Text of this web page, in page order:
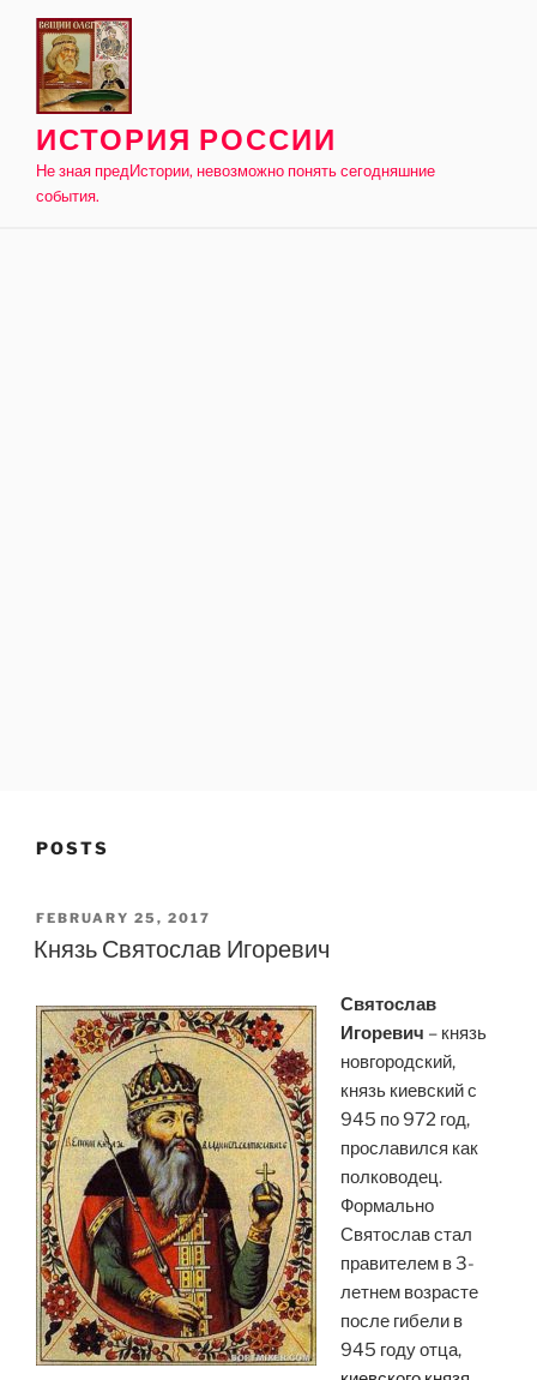
content
ИСТОРИЯ РОССИИ
Не зная предИстории, невозможно понять сегодняшние
события.
POSTS
POSTED
ON
FEBRUARY 25, 2017
Князь Святослав Игоревич
Святослав
Игоревич – князь
новгородский,
князь киевский с
945 по 972 год,
прославился как
полководец.
Формально
Святослав стал
правителем в 3-
летнем возрасте
после гибели в
945 году отца,